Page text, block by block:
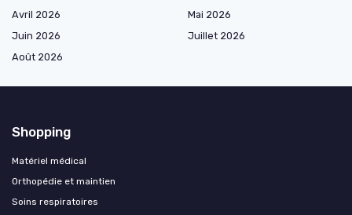
Avril 2026
Mai 2026
Juin 2026
Juillet 2026
Août 2026
Shopping
Matériel médical
Orthopédie et maintien
Soins respiratoires